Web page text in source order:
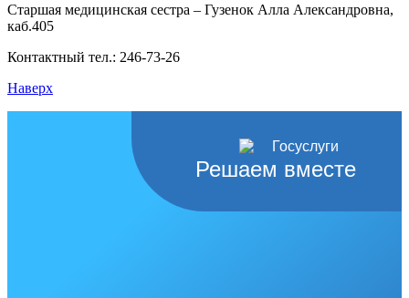
Старшая медицинская сестра – Гузенок Алла Александровна,
каб.405
Контактный тел.: 246-73-26
Наверх
Решаем вместе